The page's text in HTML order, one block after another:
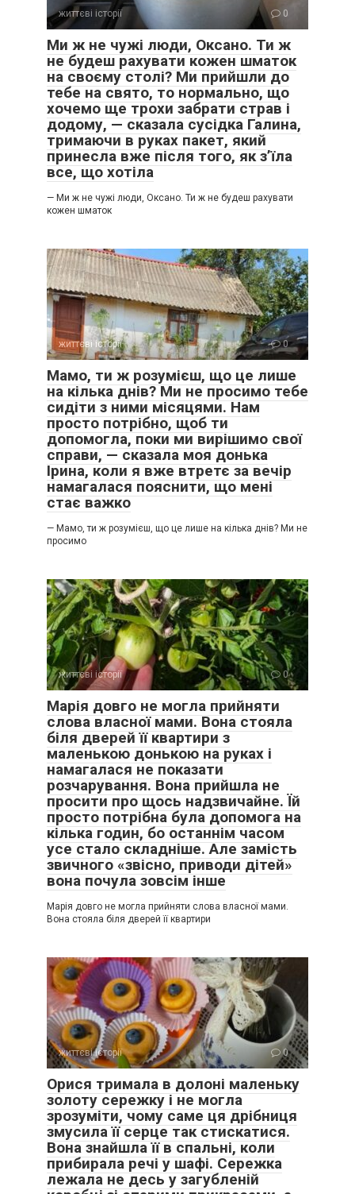
життєві історії 0
Ми ж не чужі люди, Оксано. Ти ж
не будеш рахувати кожен шматок
на своєму столі? Ми прийшли до
тебе на свято, то нормально, що
хочемо ще трохи забрати страв і
додому, — сказала сусідка Галина,
тримаючи в руках пакет, який
принесла вже після того, як з’їла
все, що хотіла
— Ми ж не чужі люди, Оксано. Ти ж не будеш рахувати
кожен шматок
життєві історії 0
Мамо, ти ж розумієш, що це лише
на кілька днів? Ми не просимо тебе
сидіти з ними місяцями. Нам
просто потрібно, щоб ти
допомогла, поки ми вирішимо свої
справи, — сказала моя донька
Ірина, коли я вже втретє за вечір
намагалася пояснити, що мені
стає важко
— Мамо, ти ж розумієш, що це лише на кілька днів? Ми не
просимо
життєві історії 0
Марія довго не могла прийняти
слова власної мами. Вона стояла
біля дверей її квартири з
маленькою донькою на руках і
намагалася не показати
розчарування. Вона прийшла не
просити про щось надзвичайне. Їй
просто потрібна була допомога на
кілька годин, бо останнім часом
усе стало складніше. Але замість
звичного «звісно, приводи дітей»
вона почула зовсім інше
Марія довго не могла прийняти слова власної мами.
Вона стояла біля дверей її квартири
життєві історії 0
Орися тримала в долоні маленьку
золоту сережку і не могла
зрозуміти, чому саме ця дрібниця
змусила її серце так стискатися.
Вона знайшла її в спальні, коли
прибирала речі у шафі. Сережка
лежала не десь у загубленій